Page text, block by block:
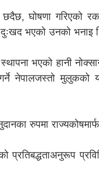
घोषणा गरिएको
भएको उनको भनाइ
भएको हानी
नेपालजस्तो मुलुकको
रुपमा
प्रतिबद्धताअनुरूप